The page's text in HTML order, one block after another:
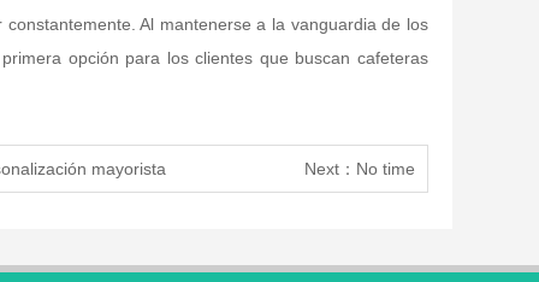
Al mantenerse a la vanguardia de los
opción para los clientes que buscan cafeteras
mayorista Next：No time